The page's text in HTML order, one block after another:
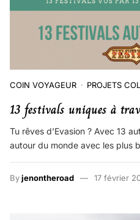
COIN VOYAGEUR PROJETS
13 festivals uniques à
Tu rêves d'Evasion ? Avec 13
autour du monde avec les plus
Byjenontheroad 17 février